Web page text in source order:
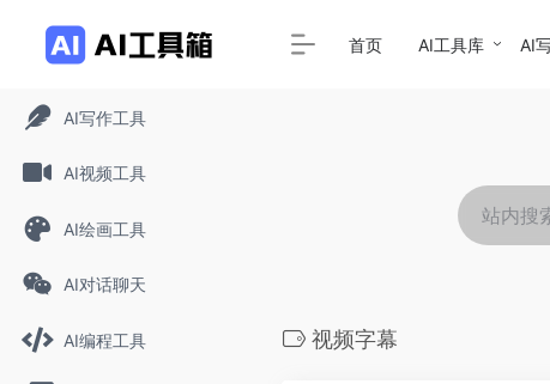
AI写作工具
AI视频工具
AI绘画工具
AI对话聊天
AI编程工具
首页 AI工具库 AI
视频字幕